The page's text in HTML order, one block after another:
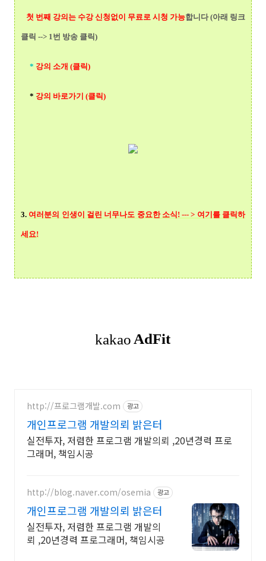
첫 번째 강의는 수강 신청없이 무료로 시청 가능합니다 (아래 링크
클릭 --> 1번 방송 클릭)
* 강의 소개 (클릭)
* 강의 바로가기 (클릭)
3. 여러분의 인생이 걸린 너무나도 중요한 소식! --- > 여기를 클릭하
세요!
http://프로그램개발.com 광고
개인프로그램 개발의뢰 밝은터
실전투자, 저렴한 프로그램 개발의뢰 ,20년경력 프로
그래머, 책임시공
http://blog.naver.com/osemia 광고
개인프로그램 개발의뢰 밝은터
실전투자, 저렴한 프로그램 개발의
뢰 ,20년경력 프로그래머, 책임시공